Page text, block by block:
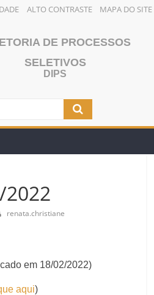
ALTO CONTRASTE MAPA DO SITE
DE PROCESSOS
SELETIVOS
DIPS
2022
renata.christiane
em 18/02/2022)
aqui)